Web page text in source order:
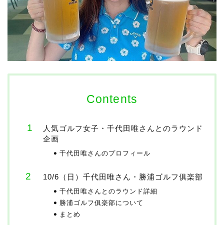
Contents
人気ゴルフ女子・千代田唯さんとのラウンド
企画
千代田唯さんのプロフィール
10/6（日）千代田唯さん・勝浦ゴルフ俱楽部
千代田唯さんとのラウンド詳細
勝浦ゴルフ俱楽部について
まとめ